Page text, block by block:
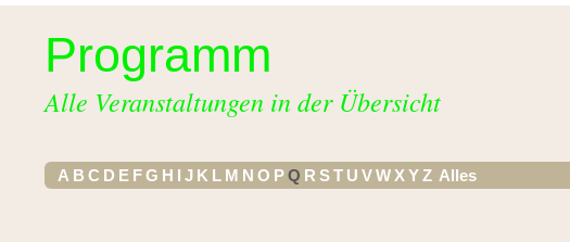
Programm
Alle Veranstaltungen in der Übersicht
A B C D E FG H I J K L M N O PQ R ST U VWXYZ Alles